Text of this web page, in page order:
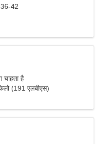
36-42
चाहता है
(191 एलबीएस)